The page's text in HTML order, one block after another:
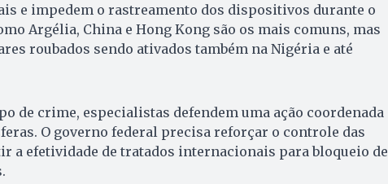
e impedem o rastreamento dos dispositivos durante o
Argélia, China e Hong Kong são os mais comuns, mas
roubados sendo ativados também na Nigéria e até
de crime, especialistas defendem uma ação coordenada
O governo federal precisa reforçar o controle das
a efetividade de tratados internacionais para bloqueio de